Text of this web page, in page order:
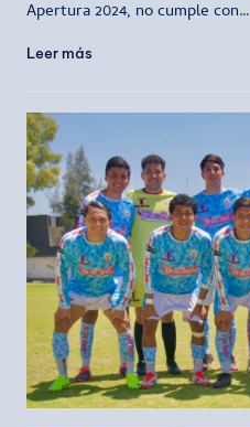
Apertura 2024, no cumple con…
Leer más